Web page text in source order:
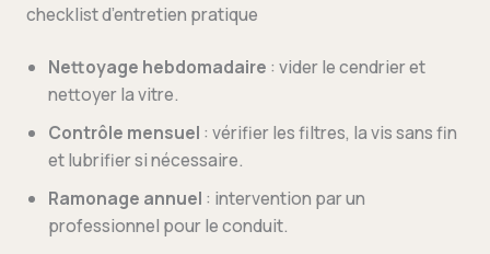
checklist d’entretien pratique
Nettoyage hebdomadaire : vider le cendrier et
nettoyer la vitre.
Contrôle mensuel : vérifier les filtres, la vis sans fin
et lubrifier si nécessaire.
Ramonage annuel : intervention par un
professionnel pour le conduit.